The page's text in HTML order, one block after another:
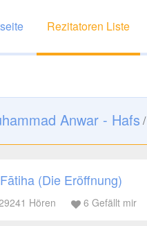
Rezitatoren Liste
Anwar - Hafs /
(Die Eröffnung)
Hören 6 Gefällt mir